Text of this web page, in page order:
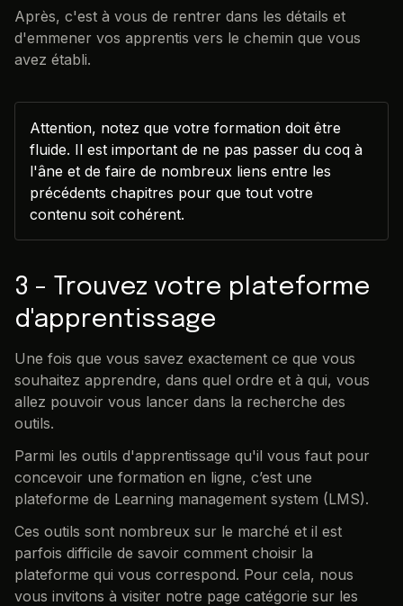
Après, c'est à vous de rentrer dans les détails et
d'emmener vos apprentis vers le chemin que vous
avez établi.
Attention, notez que votre formation doit être
fluide. Il est important de ne pas passer du coq à
l'âne et de faire de nombreux liens entre les
précédents chapitres pour que tout votre
contenu soit cohérent.
3 - Trouvez votre plateforme
d'apprentissage
Une fois que vous savez exactement ce que vous
souhaitez apprendre, dans quel ordre et à qui, vous
allez pouvoir vous lancer dans la recherche des
outils.
Parmi les outils d'apprentissage qu'il vous faut pour
concevoir une formation en ligne, c’est une
plateforme de Learning management system (LMS).
Ces outils sont nombreux sur le marché et il est
parfois difficile de savoir comment choisir la
plateforme qui vous correspond. Pour cela, nous
vous invitons à visiter notre page catégorie sur les